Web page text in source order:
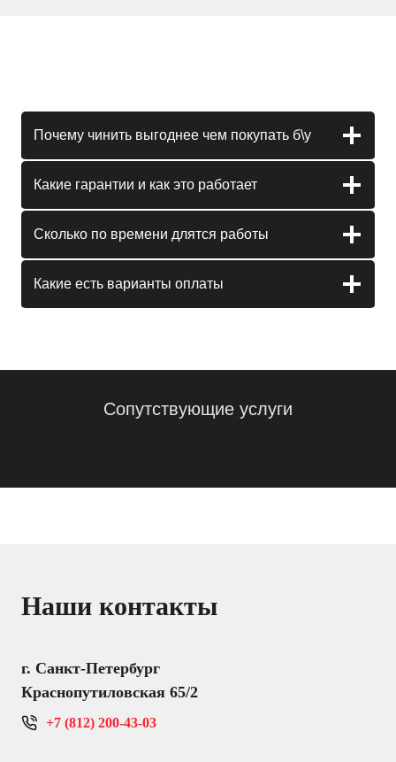
Почему чинить выгоднее чем покупать б\у
Какие гарантии и как это работает
Сколько по времени длятся работы
Какие есть варианты оплаты
Сопутствующие услуги
Наши контакты
г. Санкт-Петербург
Краснопутиловская 65/2
+7 (812) 200-43-03